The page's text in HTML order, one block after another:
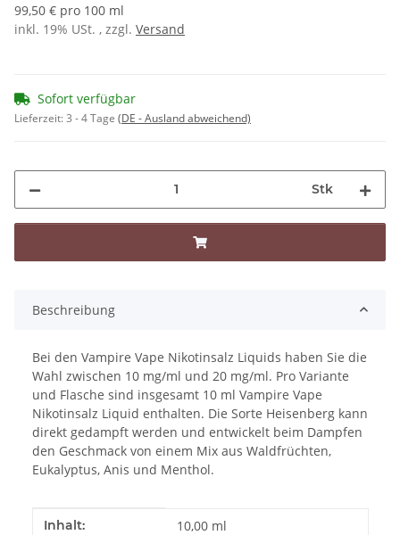
99,50 € pro 100 ml
inkl. 19% USt. , zzgl. Versand
Sofort verfügbar
Lieferzeit:3 - 4 Tage (DE - Ausland abweichend)
Stk
Beschreibung
Bei den Vampire Vape Nikotinsalz Liquids haben Sie die
Wahl zwischen 10 mg/ml und 20 mg/ml. Pro Variante
und Flasche sind insgesamt 10 ml Vampire Vape
Nikotinsalz Liquid enthalten. Die Sorte Heisenberg kann
direkt gedampft werden und entwickelt beim Dampfen
den Geschmack von einem Mix aus Waldfrüchten,
Eukalyptus, Anis und Menthol.
Produkteigenschaft
Wert
Inhalt: 10,00 ml